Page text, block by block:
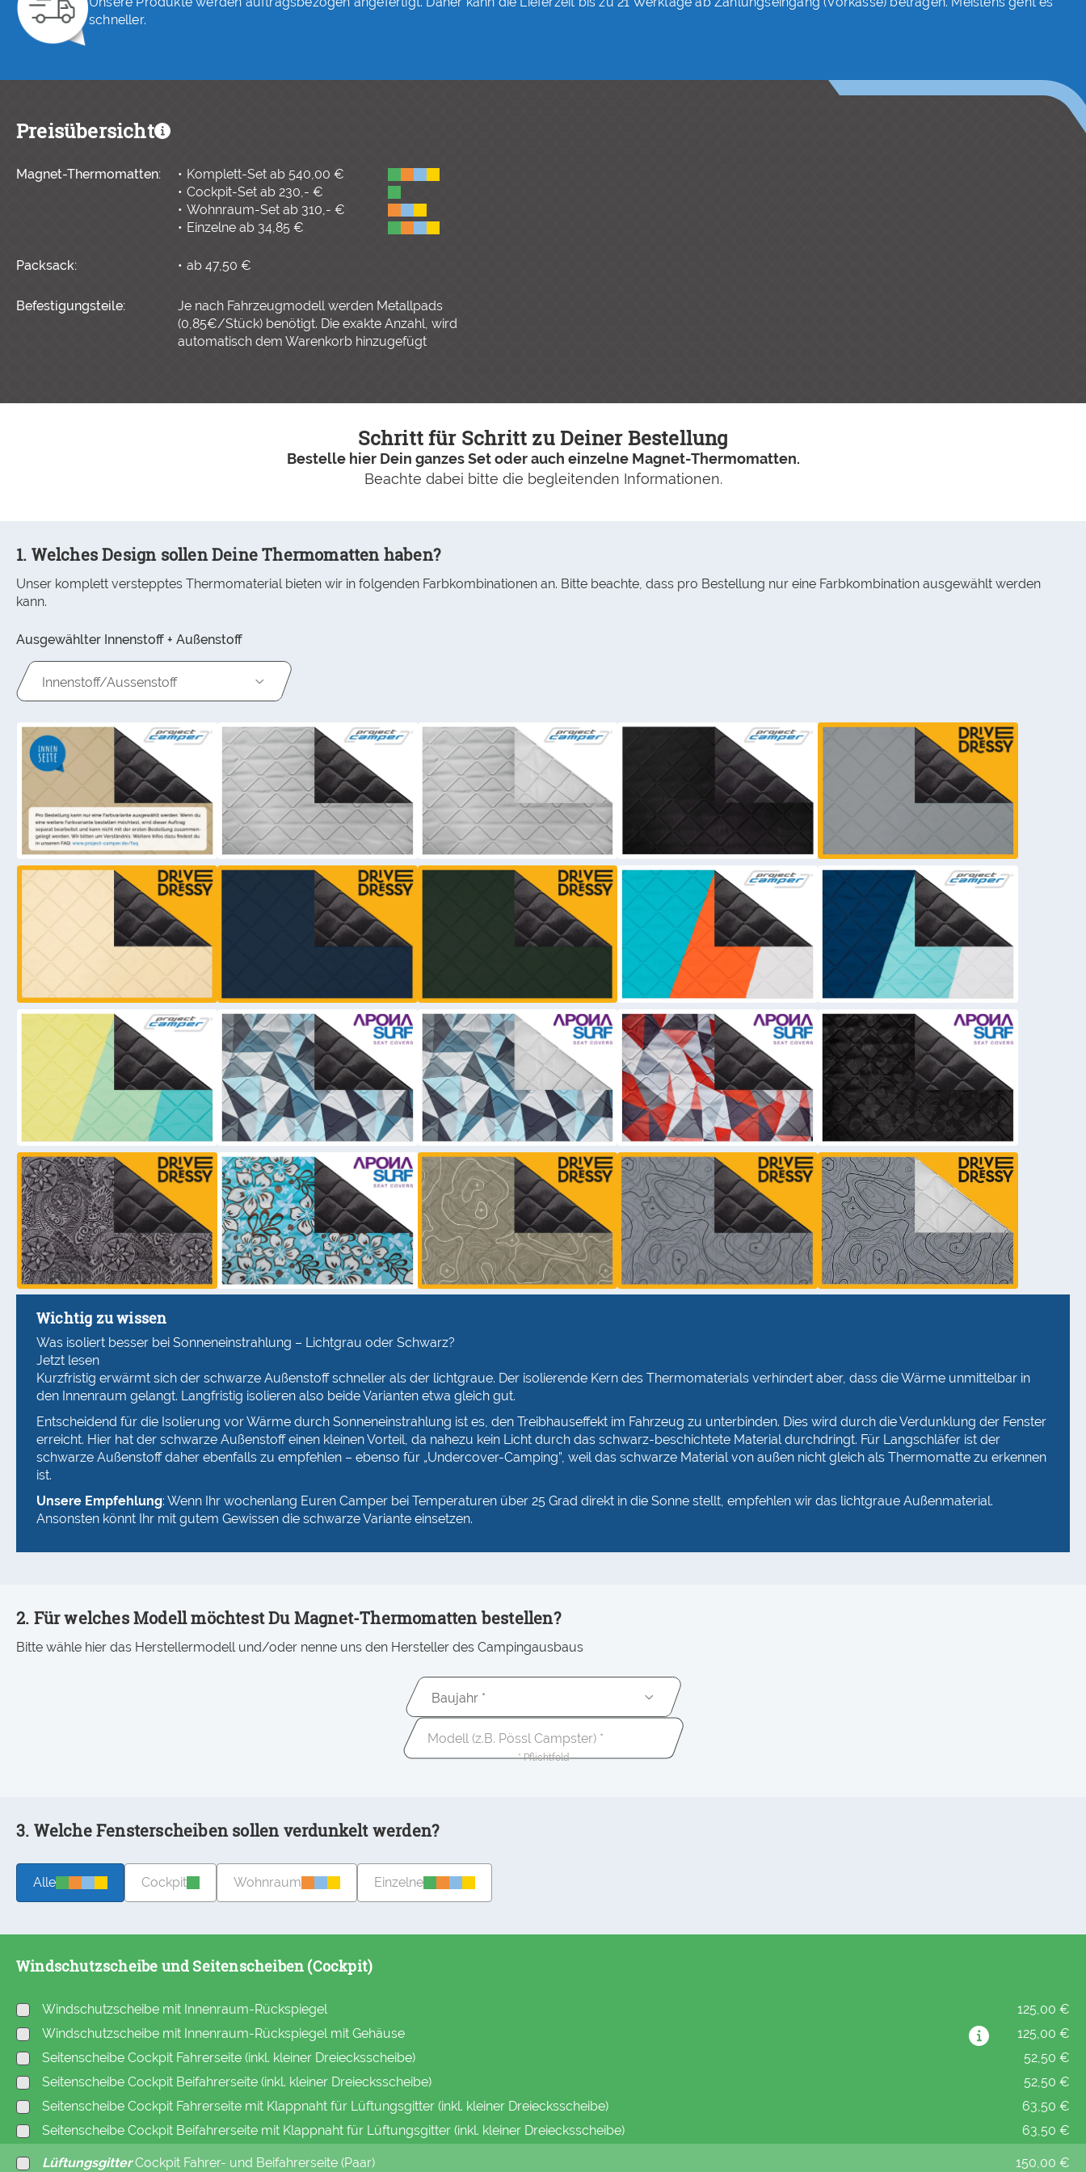
schneller.
Preisübersicht
Magnet-Thermomatten:
Komplett-Set ab 540,00 €
Cockpit-Set ab 230,- €
Wohnraum-Set ab 310,- €
Einzelne ab 34,85 €
Packsack: ab 47,50 €
Befestigungsteile:
Je nach Fahrzeugmodell werden Metallpads
(0,85€/Stück) benötigt. Die exakte Anzahl, wird
automatisch dem Warenkorb hinzugefügt
Schritt für Schritt zu Deiner Bestellung
Bestelle hier Dein ganzes Set oder auch einzelne Magnet-Thermomatten.
Beachte dabei bitte die begleitenden Informationen.
1. Welches Design sollen Deine Thermomatten haben?
Unser komplett verstepptes Thermomaterial bieten wir in folgenden Farbkombinationen an. Bitte beachte, dass pro Bestellung nur eine Farbkombination ausgewählt werden
kann.
Ausgewählter Innenstoff + Außenstoff
Innenstoff/Aussenstoff
Wichtig zu wissen
Was isoliert besser bei Sonneneinstrahlung – Lichtgrau oder Schwarz?
Jetzt lesen
Kurzfristig erwärmt sich der schwarze Außenstoff schneller als der lichtgraue. Der isolierende Kern des Thermomaterials verhindert aber, dass die Wärme unmittelbar in
den Innenraum gelangt. Langfristig isolieren also beide Varianten etwa gleich gut.
Entscheidend für die Isolierung vor Wärme durch Sonneneinstrahlung ist es, den Treibhauseffekt im Fahrzeug zu unterbinden. Dies wird durch die Verdunklung der Fenster
erreicht. Hier hat der schwarze Außenstoff einen kleinen Vorteil, da nahezu kein Licht durch das schwarz-beschichtete Material durchdringt. Für Langschläfer ist der
schwarze Außenstoff daher ebenfalls zu empfehlen – ebenso für „Undercover-Camping”, weil das schwarze Material von außen nicht gleich als Thermomatte zu erkennen
ist.
Unsere Empfehlung: Wenn Ihr wochenlang Euren Camper bei Temperaturen über 25 Grad direkt in die Sonne stellt, empfehlen wir das lichtgraue Außenmaterial.
Ansonsten könnt Ihr mit gutem Gewissen die schwarze Variante einsetzen.
2. Für welches Modell möchtest Du Magnet-Thermomatten bestellen?
Bitte wähle hier das Herstellermodell und/oder nenne uns den Hersteller des Campingausbaus
Baujahr *
* Pflichtfeld
3. Welche Fensterscheiben sollen verdunkelt werden?
Alle Cockpit Wohnraum Einzelne
Windschutzscheibe und Seitenscheiben (Cockpit)
Windschutzscheibe mit Innenraum-Rückspiegel
125,00 €
Windschutzscheibe mit Innenraum-Rückspiegel mit Gehäuse
125,00 €
Seitenscheibe Cockpit Fahrerseite (inkl. kleiner Dreiecksscheibe)
52,50 €
Seitenscheibe Cockpit Beifahrerseite (inkl. kleiner Dreiecksscheibe)
52,50 €
Seitenscheibe Cockpit Fahrerseite mit Klappnaht für Lüftungsgitter (inkl. kleiner Dreiecksscheibe)
63,50 €
Seitenscheibe Cockpit Beifahrerseite mit Klappnaht für Lüftungsgitter (inkl. kleiner Dreiecksscheibe)
63,50 €
LüftungsgitterCockpit Fahrer- und Beifahrerseite (Paar) 150,00 €